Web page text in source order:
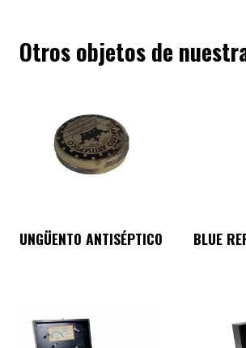
Otros objetos de
UNGÜENTO ANTISÉPTICO BLUE